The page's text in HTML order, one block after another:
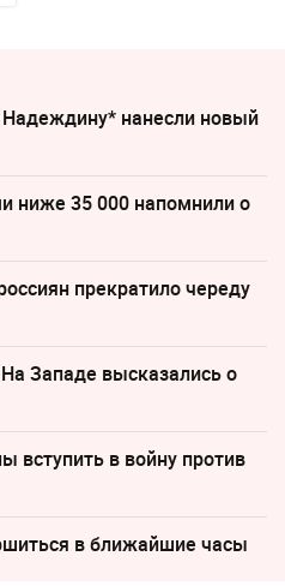
нанесли новый
ниже 35 000 напомнили о
прекратило череду
Западе высказались о
вступить в войну против
в ближайшие часы